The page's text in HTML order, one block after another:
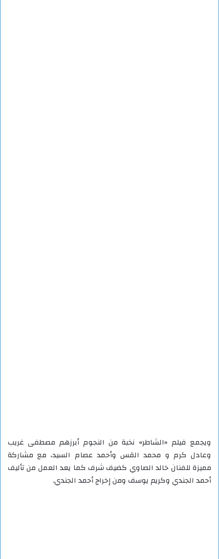
ويجمع فيلم «الشاطر» نخبة من النجوم أبرزهم مصطفى غريب
وعادل كرم و محمد القس وأحمد عصام السيد، مع مشاركة
مميزة للفنان خالد الصاوي كضيف شرف كما يعد العمل من تأليف
أحمد الجندي وكريم يوسف ومن إخراج أحمد الجندي.